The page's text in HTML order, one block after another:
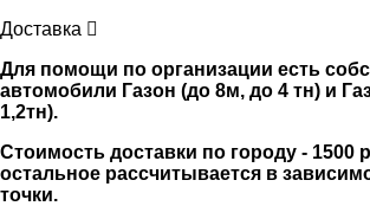
Доставка
Для помощи по организации есть
автомобили Газон (до 8м, до 4 тн) и
1,2тн).
Стоимость доставки по городу - 1500
остальное рассчитывается в
точки.